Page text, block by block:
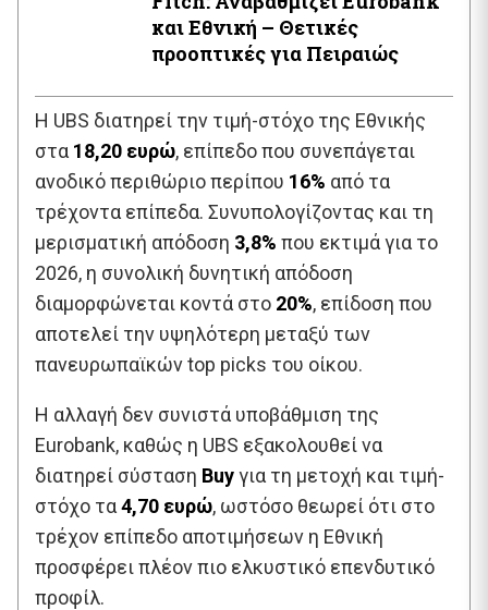
και Εθνική – Θετικές
προοπτικές για Πειραιώς
Η UBS διατηρεί την τιμή-στόχο της Εθνικής
στα 18,20 ευρώ, επίπεδο που συνεπάγεται
ανοδικό περιθώριο περίπου 16% από τα
τρέχοντα επίπεδα. Συνυπολογίζοντας και τη
μερισματική απόδοση 3,8% που εκτιμά για το
2026, η συνολική δυνητική απόδοση
διαμορφώνεται κοντά στο 20%, επίδοση που
αποτελεί την υψηλότερη μεταξύ των
πανευρωπαϊκών top picks του οίκου.
Η αλλαγή δεν συνιστά υποβάθμιση της
Eurobank, καθώς η UBS εξακολουθεί να
διατηρεί σύσταση Buyγια τη μετοχή και τιμή-
στόχο τα4,70 ευρώ, ωστόσο θεωρεί ότι στο
τρέχον επίπεδο αποτιμήσεων η Εθνική
προσφέρει πλέον πιο ελκυστικό επενδυτικό
προφίλ.